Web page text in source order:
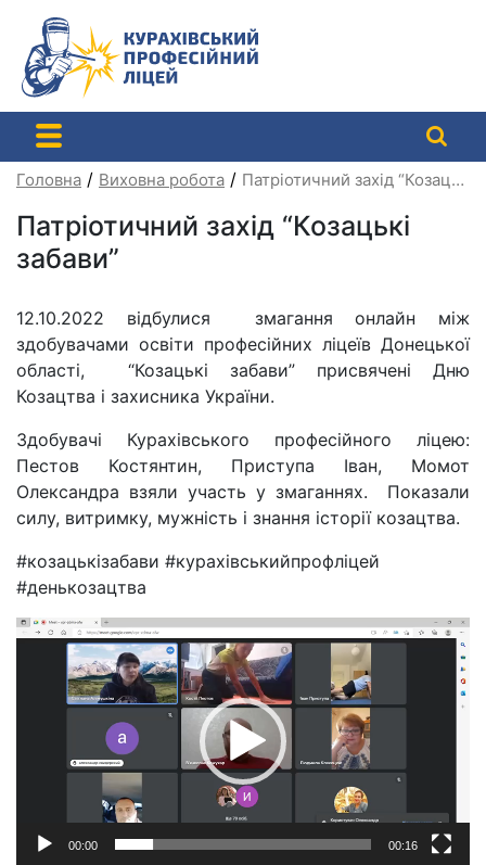
Перейти
контенту
Головна / Виховна робота / Патріотичний захід “Козацькі забави”
Патріотичний захід “Козацькі
забави”
12.10.2022 відбулися
змагання онлайн між
здобувачами освіти професійних ліцеїв Донецької
області,
“Козацькі забави” присвячені Дню
Козацтва і захисника України.
Здобувачі Курахівського професійного ліцею:
Пестов Костянтин, Приступа Іван, Момот
Олександра взяли участь у змаганнях.
Показали
силу, витримку, мужність і знання історії козацтва.
#козацькізабави #курахівськийпрофліцей
#денькозацтва
Відеопрогравач
00:00 00:16